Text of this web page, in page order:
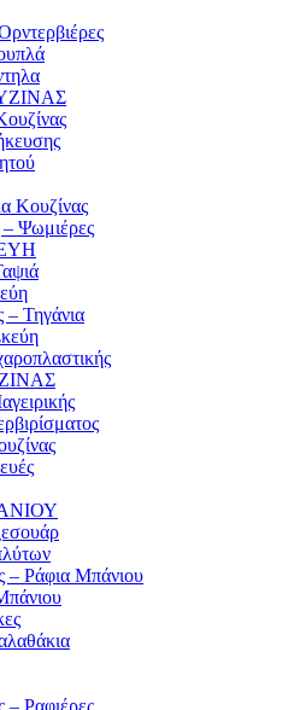
Κουζίνας
– Ψωμιέρες
– Τηγάνια
– Ράφια Μπάνιου
– Ραφιέρες